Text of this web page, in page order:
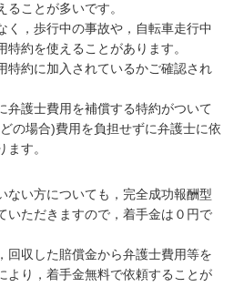
ることが多いです。
く，歩行中の事故や，自転車走行中
約を使えることがあります。
特約に加入されているかご確認され
弁護士費用を補償する特約がついて
の場合)費用を負担せずに弁護士に依
す。
ない方についても，完全成功報酬型
いただきますので，着手金は０円で
回収した賠償金から弁護士費用等を
より，着手金無料で依頼することが